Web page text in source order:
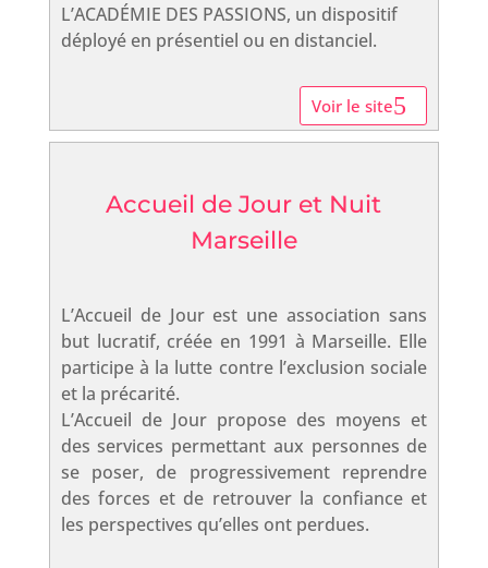
L’ACADÉMIE DES PASSIONS, un dispositif
déployé en présentiel ou en distanciel.
Voir le site
Accueil de Jour et Nuit
Marseille
L’Accueil de Jour est une association sans
but lucratif, créée en 1991 à Marseille. Elle
participe à la lutte contre l’exclusion sociale
et la précarité.
L’Accueil de Jour propose des moyens et
des services permettant aux personnes de
se poser, de progressivement reprendre
des forces et de retrouver la confiance et
les perspectives qu’elles ont perdues.